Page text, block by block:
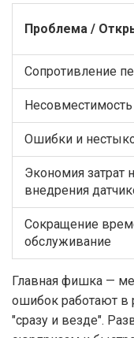
Проблема /
Сопротивление
Ошибки и
Экономия затрат
внедрения
Сокращение
обслуживание
Главная фишка —
ошибок работают в
"сразу и везде".